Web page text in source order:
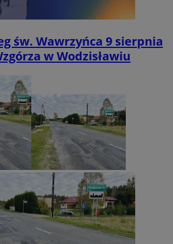
św. Wawrzyńca 9 sierpnia
w Wodzisławiu